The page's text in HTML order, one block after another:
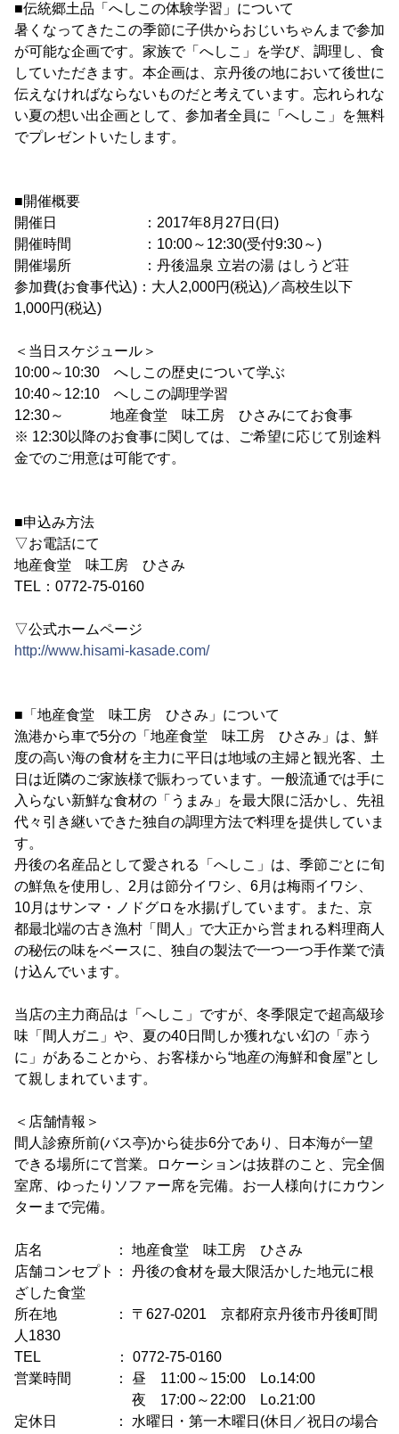
■伝統郷土品「へしこの体験学習」について
暑くなってきたこの季節に子供からおじいちゃんまで参加
が可能な企画です。家族で「へしこ」を学び、調理し、食
していただきます。本企画は、京丹後の地において後世に
伝えなければならないものだと考えています。忘れられな
い夏の想い出企画として、参加者全員に「へしこ」を無料
でプレゼントいたします。
■開催概要
開催日 ：2017年8月27日(日)
開催時間 ：10:00～12:30(受付9:30～)
開催場所 ：丹後温泉 立岩の湯 はしうど荘
参加費(お食事代込)：大人2,000円(税込)／高校生以下
1,000円(税込)
＜当日スケジュール＞
10:00～10:30 へしこの歴史について学ぶ
10:40～12:10 へしこの調理学習
12:30～ 地産食堂 味工房 ひさみにてお食事
※ 12:30以降のお食事に関しては、ご希望に応じて別途料
金でのご用意は可能です。
■申込み方法
▽お電話にて
地産食堂 味工房 ひさみ
TEL：0772-75-0160
▽公式ホームページ
http://www.hisami-kasade.com/
■「地産食堂 味工房 ひさみ」について
漁港から車で5分の「地産食堂 味工房 ひさみ」は、鮮
度の高い海の食材を主力に平日は地域の主婦と観光客、土
日は近隣のご家族様で賑わっています。一般流通では手に
入らない新鮮な食材の「うまみ」を最大限に活かし、先祖
代々引き継いできた独自の調理方法で料理を提供していま
す。
丹後の名産品として愛される「へしこ」は、季節ごとに旬
の鮮魚を使用し、2月は節分イワシ、6月は梅雨イワシ、
10月はサンマ・ノドグロを水揚げしています。また、京
都最北端の古き漁村「間人」で大正から営まれる料理商人
の秘伝の味をベースに、独自の製法で一つ一つ手作業で漬
け込んでいます。
当店の主力商品は「へしこ」ですが、冬季限定で超高級珍
味「間人ガニ」や、夏の40日間しか獲れない幻の「赤う
に」があることから、お客様から“地産の海鮮和食屋”とし
て親しまれています。
＜店舗情報＞
間人診療所前(バス亭)から徒歩6分であり、日本海が一望
できる場所にて営業。ロケーションは抜群のこと、完全個
室席、ゆったりソファー席を完備。お一人様向けにカウン
ターまで完備。
店名 ： 地産食堂 味工房 ひさみ
店舗コンセプト： 丹後の食材を最大限活かした地元に根
ざした食堂
所在地 ： 〒627-0201 京都府京丹後市丹後町間
人1830
TEL ： 0772-75-0160
営業時間 ： 昼 11:00～15:00 Lo.14:00
夜 17:00～22:00 Lo.21:00
定休日 ： 水曜日・第一木曜日(休日／祝日の場合